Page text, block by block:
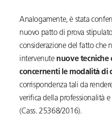
Analogamente, è stata
nuovo patto di prova
considerazione del fatto che
intervenute nuove tecniche
concernenti le modalità di
corrispondenza tali da
verifica della professionalità
(Cass. 25368/2016).